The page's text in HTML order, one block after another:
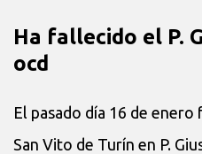
Ha fallecido el P.
ocd
El pasado día 16 de
San Vito de Turín en P.